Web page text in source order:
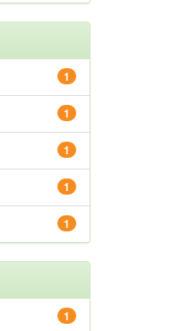
1
1
1
1
1
1